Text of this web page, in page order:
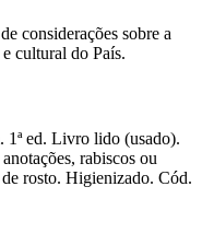
considerações sobre a
cultural do País.
ed. Livro lido (usado).
rabiscos ou
rosto. Higienizado. Cód.